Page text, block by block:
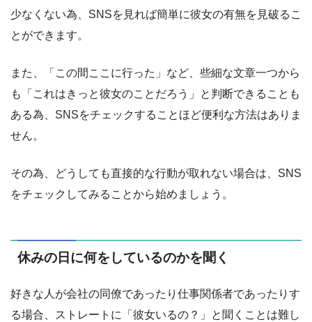
少なくない為、SNSを見れば簡単に彼女の有無を見破るこ
とができます。
また、「この間ここに行った」など、些細な文章一つから
も「これはきっと彼女のことだろう」と判断できることも
ある為、SNSをチェックすることほど便利な方法はありま
せん。
その為、どうしても直接的な行動が取れない場合は、SNS
をチェックしてみることから始めましょう。
休みの日に何をしているのかを聞く
好きな人が会社の同僚であったり仕事関係者であったりす
る場合、ストレートに「彼女いるの？」と聞くことは難し